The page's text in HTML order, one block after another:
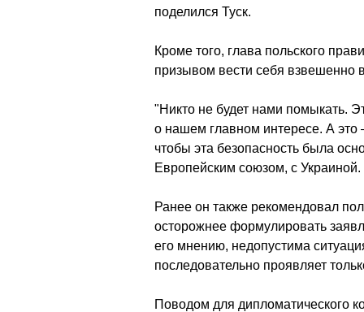
поделился Туск.
Кроме того, глава польского
призывом вести себя взвешенно
"Никто не будет нами помыкать.
о нашем главном интересе. А
чтобы эта безопасность была
Европейским союзом, с
Ранее он также рекомендовал
осторожнее формулировать
его мнению, недопустима
последовательно проявляет
Поводом для дипломатического